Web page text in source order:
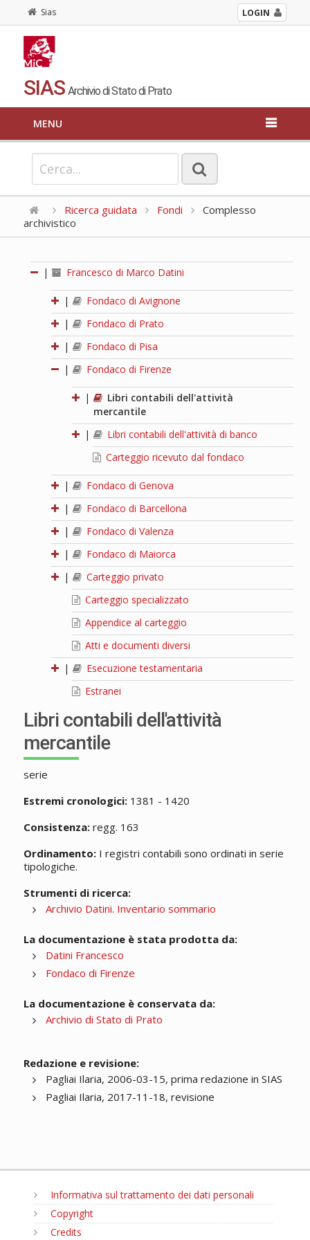
Sias LOGIN
SIAS Archivio di Stato di Prato
MENU
Ricerca guidata Fondi
Complesso
archivistico
| Francesco di Marco Datini
|
Fondaco di Avignone
|
Fondaco di Prato
|
Fondaco di Pisa
|
Fondaco di Firenze
|
Libri contabili dell'attività
mercantile
|
Libri contabili dell'attività di banco
Carteggio ricevuto dal fondaco
|
Fondaco di Genova
|
Fondaco di Barcellona
|
Fondaco di Valenza
|
Fondaco di Maiorca
|
Carteggio privato
Carteggio specializzato
Appendice al carteggio
Atti e documenti diversi
|
Esecuzione testamentaria
Estranei
Libri contabili dell'attività
mercantile
serie
Estremi cronologici:1381 - 1420
Consistenza:regg. 163
Ordinamento:I registri contabili sono ordinati in serie
tipologiche.
Strumenti di ricerca:
Archivio Datini. Inventario sommario
La documentazione è stata prodotta da:
Datini Francesco
Fondaco di Firenze
La documentazione è conservata da:
Archivio di Stato di Prato
Redazione e revisione:
Pagliai Ilaria, 2006-03-15, prima redazione in SIAS
Pagliai Ilaria, 2017-11-18, revisione
Informativa sul trattamento dei dati personali
Copyright
Credits